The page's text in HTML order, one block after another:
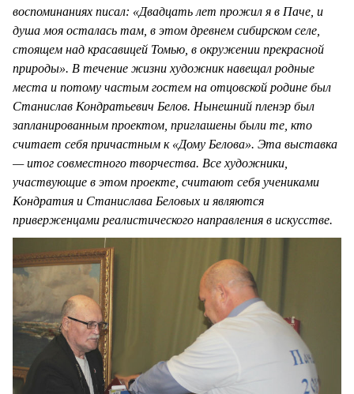
воспоминаниях писал: «Двадцать лет прожил я в Паче, и
душа моя осталась там, в этом древнем сибирском селе,
стоящем над красавицей Томью, в окружении прекрасной
природы». В течение жизни художник навещал родные
места и потому частым гостем на отцовской родине был
Станислав Кондратьевич Белов. Нынешний пленэр был
запланированным проектом, приглашены были те, кто
считает себя причастным к «Дому Белова». Эта выставка
— итог совместного творчества. Все художники,
участвующие в этом проекте, считают себя учениками
Кондратия и Станислава Беловых и являются
приверженцами реалистического направления в искусстве.